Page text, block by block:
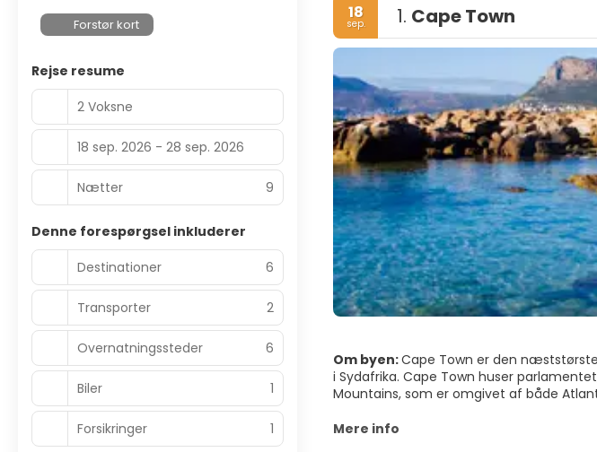
18
sep. 1. Cape Town
Om byen:Cape Town er den
i Sydafrika. Cape Town huser
Mountains, som er omgivet af både
Mere info
Forstør kort
Rejse resume
2 Voksne
18 sep. 2026 - 28 sep. 2026
Nætter 9
Denne forespørgsel inkluderer
Destinationer
6
Transporter 2
Overnatningssteder 6
Biler 1
Forsikringer 1